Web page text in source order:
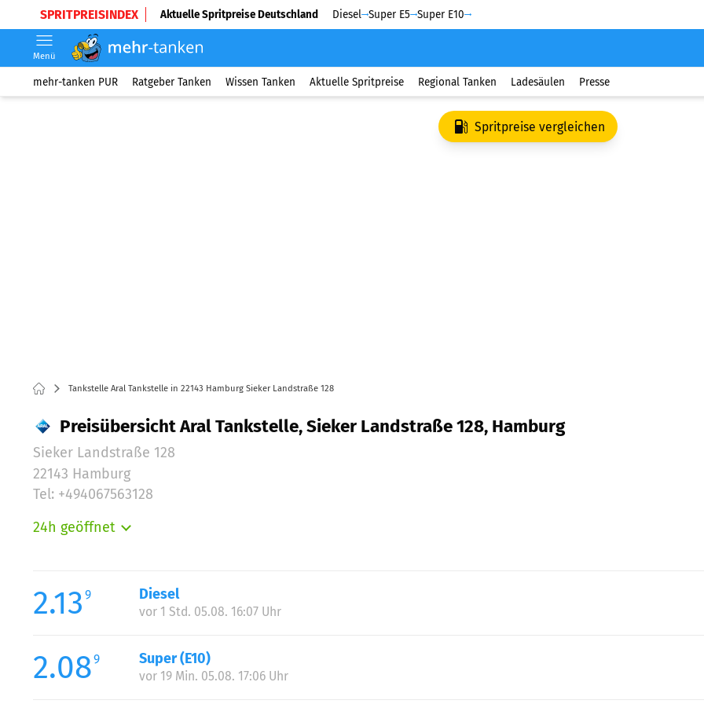
SPRITPREISINDEX Aktuelle Spritpreise Deutschland Diesel Super E5 Super E10
Menü
mehr-tanken PUR Ratgeber Tanken Wissen Tanken Aktuelle Spritpreise Regional Tanken Ladesäulen Presse
Spritpreise vergleichen
Tankstelle Aral Tankstelle in 22143 Hamburg Sieker Landstraße 128
Preisübersicht Aral Tankstelle, Sieker Landstraße 128, Hamburg
Sieker Landstraße 128
22143 Hamburg
Tel: +494067563128
24h geöffnet
Mittwoch:
Donnerstag:
Samstag:
Sonntag:
2.13 9 Diesel
vor 1 Std. 05.08. 16:07 Uhr
2.089 Super (E10)
vor 19 Min. 05.08. 17:06 Uhr